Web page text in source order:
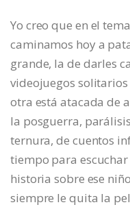
Yo creo que en el
caminamos hoy a
grande, la de darles
videojuegos
otra está atacada de
la posguerra,
ternura, de cuentos
tiempo para
historia sobre ese
siempre le quita la